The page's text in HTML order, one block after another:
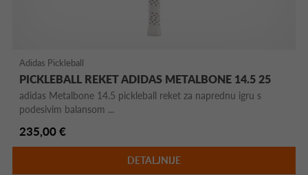
Adidas Pickleball
PICKLEBALL REKET ADIDAS METALBONE 14.5 25
adidas Metalbone 14.5 pickleball reket za naprednu igru s
podesivim balansom ...
235,00 €
DETALJNIJE